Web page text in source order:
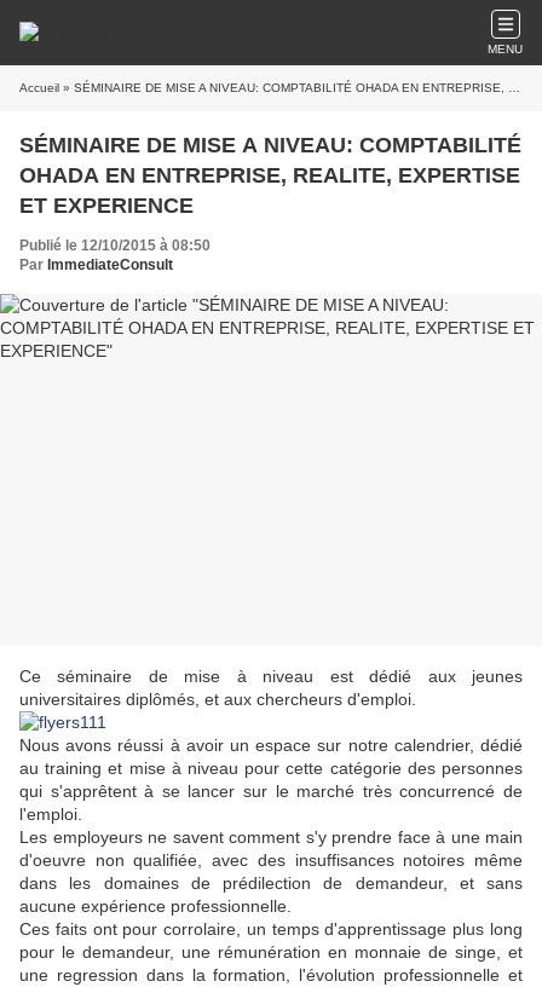
MENU
Accueil » SÉMINAIRE DE MISE A NIVEAU: COMPTABILITÉ OHADA EN ENTREPRISE, REALITE, EXPERTISE ET EXPERIENCE
SÉMINAIRE DE MISE A NIVEAU: COMPTABILITÉ
OHADA EN ENTREPRISE, REALITE, EXPERTISE
ET EXPERIENCE
Publié le 12/10/2015 à 08:50
Par ImmediateConsult
Ce séminaire de mise à niveau est dédié aux jeunes
universitaires diplômés, et aux chercheurs d'emploi.
Nous avons réussi à avoir un espace sur notre calendrier, dédié
au training et mise à niveau pour cette catégorie des personnes
qui s'apprêtent à se lancer sur le marché très concurrencé de
l'emploi.
Les employeurs ne savent comment s'y prendre face à une main
d'oeuvre non qualifiée, avec des insuffisances notoires même
dans les domaines de prédilection de demandeur, et sans
aucune expérience professionnelle.
Ces faits ont pour corrolaire, un temps d'apprentissage plus long
pour le demandeur, une rémunération en monnaie de singe, et
une regression dans la formation, l'évolution professionnelle et